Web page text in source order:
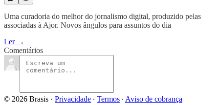
Uma curadoria do melhor do jornalismo digital, produzido pelas
associadas à Ajor. Novos ângulos para assuntos do dia
Ler →
Comentários
© 2026 Brasis · Privacidade ∙ Termos ∙ Aviso de cobrança